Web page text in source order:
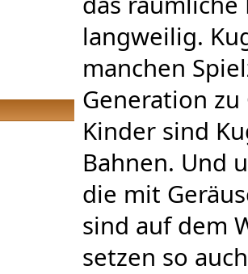
langweilig.
manchen
Generation
Kinder sind
Bahnen. Und
die mit
sind auf dem
setzen so